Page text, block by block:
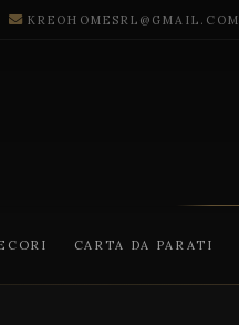
KREOHOMESRL@GMAIL.COM
CARTA DA PARATI